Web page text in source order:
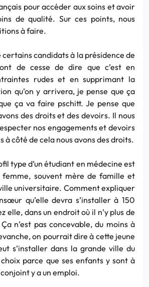
pour accéder aux soins et avoir
de qualité. Sur ces points, nous
à faire.
certains candidats à la présidence de
de cesse de dire que c’est en
rudes et en supprimant la
qu’on y arrivera, je pense que ça
ça va faire pschitt. Je pense que
des droits et des devoirs. Il nous
nos engagements et devoirs
à côté de cela nous avons des droits.
type d’un étudiant en médecine est
femme, souvent mère de famille et
universitaire. Comment expliquer
qu’elle devra s’installer à 150
elle, dans un endroit où il n’y plus de
n’est pas concevable, du moins à
on pourrait dire à cette jeune
s’installer dans la grande ville du
parce que ses enfants y sont à
y a un emploi.